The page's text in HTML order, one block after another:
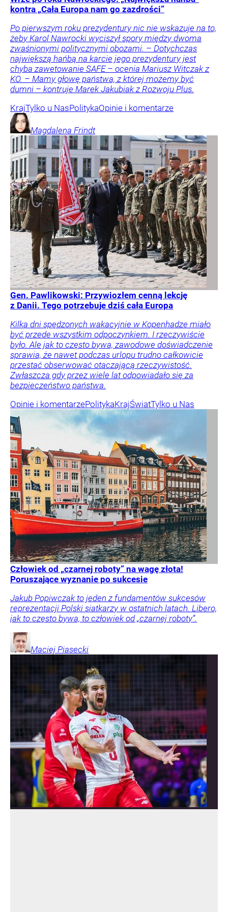
kontra „Cała Europa nam go zazdrości”
Po pierwszym roku prezydentury nic nie wskazuje na to,
żeby Karol Nawrocki wyciszył spory między dwoma
zwaśnionymi politycznymi obozami. – Dotychczas
największą hańbą na karcie jego prezydentury jest
chyba zawetowanie SAFE – ocenia Mariusz Witczak z
KO. – Mamy głowę państwa, z której możemy być
dumni – kontruje Marek Jakubiak z Rozwoju Plus.
KrajTylko u NasPolitykaOpinie i komentarze
Magdalena Frindt
Gen. Pawlikowski: Przywiozłem cenną lekcję
z Danii. Tego potrzebuje dziś cała Europa
Kilka dni spędzonych wakacyjnie w Kopenhadze miało
być przede wszystkim odpoczynkiem. I rzeczywiście
było. Ale jak to często bywa, zawodowe doświadczenie
sprawia, że nawet podczas urlopu trudno całkowicie
przestać obserwować otaczającą rzeczywistość.
Zwłaszcza gdy przez wiele lat odpowiadało się za
bezpieczeństwo państwa.
Opinie i komentarzePolitykaKrajŚwiatTylko u Nas
Człowiek od „czarnej roboty” na wagę złota!
Poruszające wyznanie po sukcesie
Jakub Popiwczak to jeden z fundamentów sukcesów
reprezentacji Polski siatkarzy w ostatnich latach. Libero,
jak to często bywa, to człowiek od „czarnej roboty”.
Maciej Piasecki